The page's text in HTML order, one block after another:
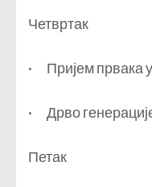
Четвртак
· Пријем првака у
· Дрво
Петак